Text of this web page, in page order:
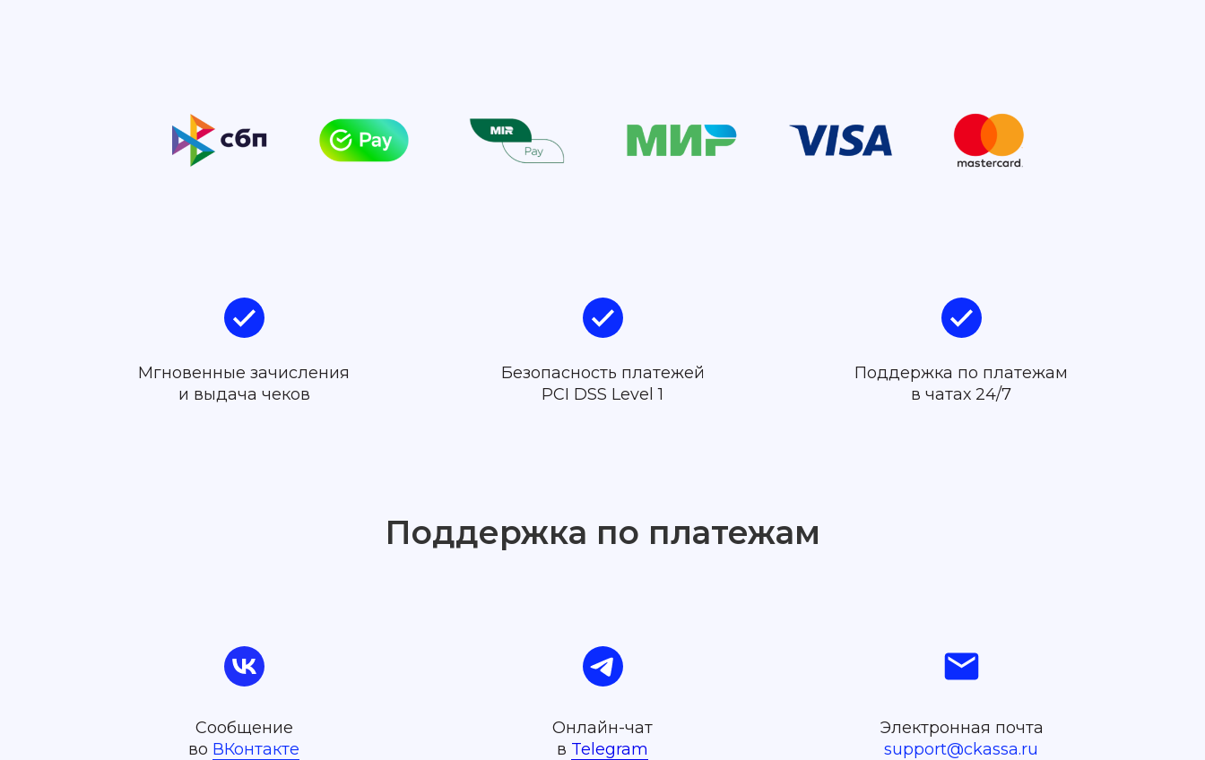
Мгновенные зачисления
и выдача чеков
Безопасность платежей
PCI DSS Level 1
Поддержка по платежам
в чатах 24/7
Поддержка по платежам
Сообщение
во ВКонтакте
Онлайн-чат
в Telegram
Электронная почта
support@ckassa.ru